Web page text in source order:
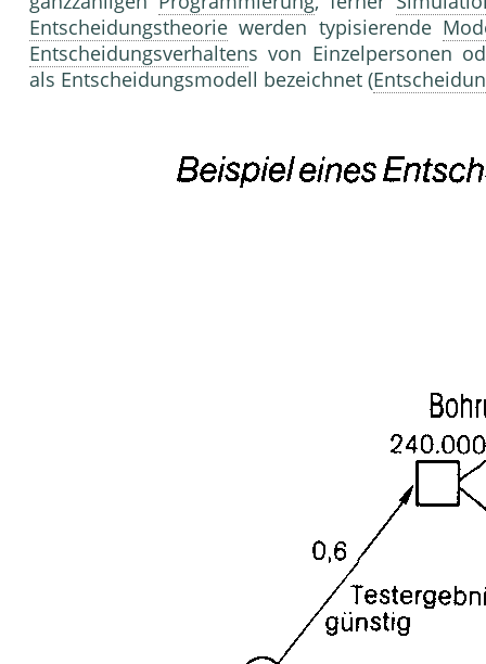
Entscheidungstheorie werden typisierende
Entscheidungsverhaltens von Einzelpersonen
als Entscheidungsmodell bezeichnet (